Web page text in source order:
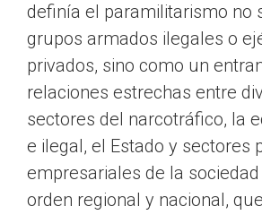
definía el paramilitarismo no
grupos armados ilegales o
privados, sino como un
relaciones estrechas entre
sectores del narcotráfico, la
e ilegal, el Estado y sectores
empresariales de la
orden regional y nacional,